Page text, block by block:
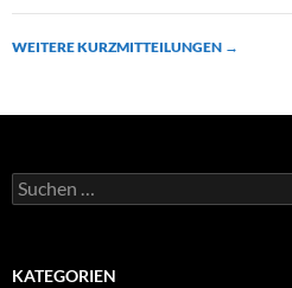
WEITERE KURZMITTEILUNGEN →
Suchen
nach:
KATEGORIEN